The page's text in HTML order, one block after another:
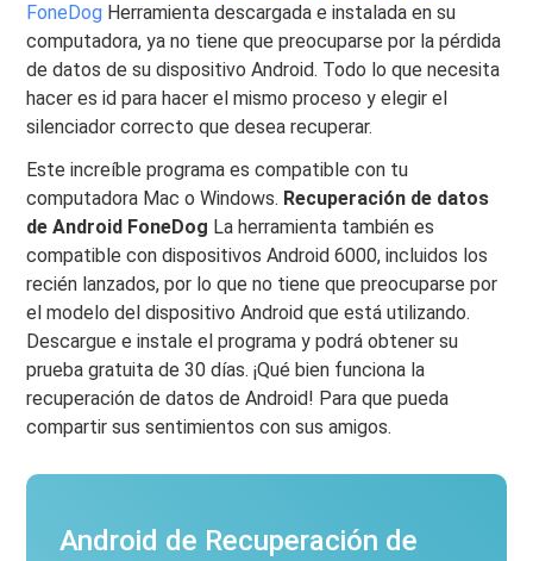
FoneDog Herramienta descargada e instalada en su
computadora, ya no tiene que preocuparse por la pérdida
de datos de su dispositivo Android. Todo lo que necesita
hacer es id para hacer el mismo proceso y elegir el
silenciador correcto que desea recuperar.
Este increíble programa es compatible con tu
computadora Mac o Windows. Recuperación de datos
de Android FoneDog La herramienta también es
compatible con dispositivos Android 6000, incluidos los
recién lanzados, por lo que no tiene que preocuparse por
el modelo del dispositivo Android que está utilizando.
Descargue e instale el programa y podrá obtener su
prueba gratuita de 30 días. ¡Qué bien funciona la
recuperación de datos de Android! Para que pueda
compartir sus sentimientos con sus amigos.
Android de Recuperación de